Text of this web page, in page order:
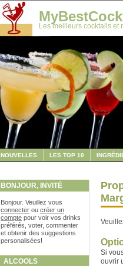
Les meilleurs cocktails et
NOUVELLES LES TOP 10
BONJOUR, INVITÉ
Bonjour. Veuillez vous
connecter ou créer un
compte pour voir vos drinks
préférés, voter, commenter
et obtenir des suggestions
personalisées!
ALCOOLS
Si
ouvrir